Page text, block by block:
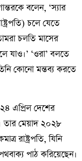
বলেন, ‘স্যার
চলে যেতে
চলতি মাসের
যাও।’ ‘ওরা’ বলতে
কোনো মন্তব্য করতে
এপ্রিল দেশের
তার মেয়াদ ২০২৮
রাষ্ট্রপতি, যিনি
পাঠ করিয়েছেন।